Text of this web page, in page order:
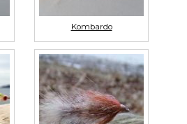
Kombardo